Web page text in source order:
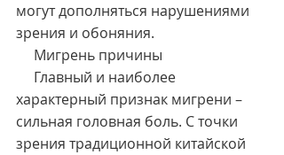
могут дополняться нарушениями
зрения и обоняния.
     Мигрень причины
характерный признак мигрени –
сильная головная боль. С точки
зрения традиционной китайской